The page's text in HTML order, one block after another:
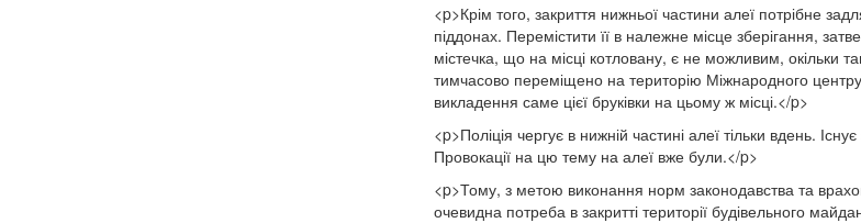
<p>Крім того, закриття нижньої частини алеї потрібне
піддонах. Перемістити її в належне місце зберігання,
містечка, що на місці котловану, є не можливим, окільки
тимчасово переміщено на територію Міжнародного
викладення саме цієї бруківки на цьому ж місці.</p>
<p>Поліція чергує в нижній частині алеї тільки вдень.
Провокації на цю тему на алеї вже були.</p>
<p>Тому, з метою виконання норм законодавства та
очевидна потреба в закритті території будівельного